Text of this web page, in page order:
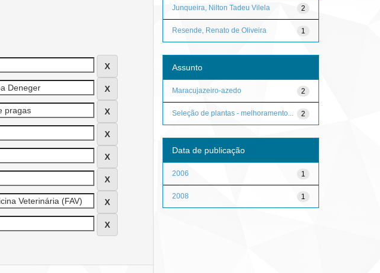
2
Junqueira, Nilton Tadeu Vilela
1
Resende, Renato de Oliveira
Assunto
2
Maracujazeiro-azedo
2
Seleção de plantas - melhoramento...
Data de publicação
1
2006
1
2008